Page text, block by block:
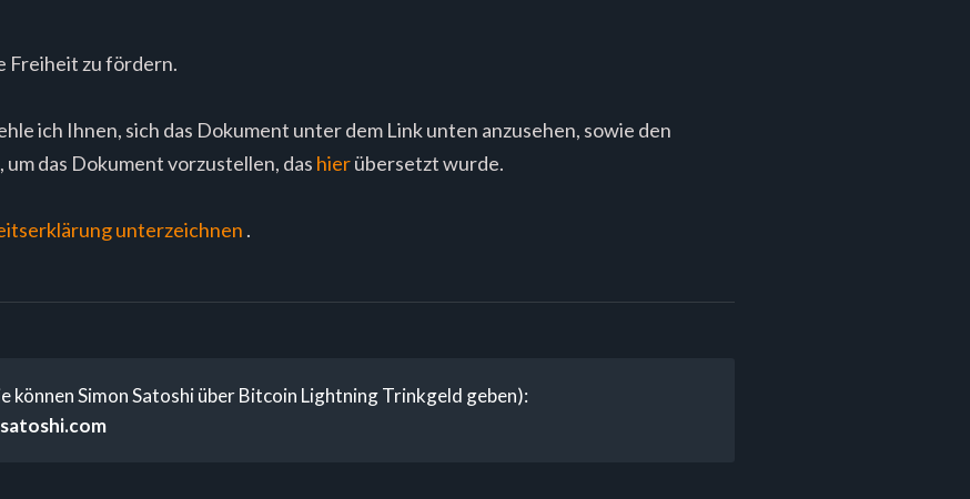
Freiheit zu fördern.
ich Ihnen, sich das Dokument unter dem Link unten anzusehen, sowie den
das Dokument vorzustellen, das hierübersetzt wurde.
unterzeichnen .
können Simon Satoshi über Bitcoin Lightning Trinkgeld geben):